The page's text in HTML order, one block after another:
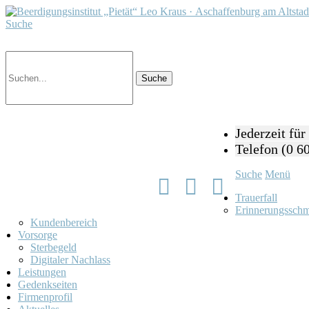
Suche
Jederzeit
Telefon (0
Suche Menü
Trauerfall
Kundenbereich
Vorsorge
Sterbegeld
Digitaler Nachlass
Leistungen
Gedenkseiten
Firmenprofil